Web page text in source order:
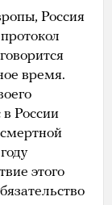
Россия
время.
в России
этого